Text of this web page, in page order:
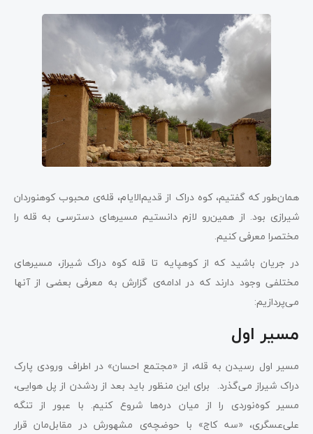
همان‌طور که گفتیم، کوه دراک از قدیم‌الایام، قله‌ی محبوب کوهنوردان
شیرازی بود. از همین‌رو لازم دانستیم مسیرهای دسترسی به قله را
مختصرا معرفی کنیم.
در جریان باشید که از کوهپایه تا قله‌ کوه دراک شیراز، مسیرهای
مختلفی وجود دارند که در ادامه‌ی گزارش به معرفی بعضی از آنها
می‌پردازیم:
مسیر اول
مسیر اول رسیدن به قله، از «مجتمع احسان» در اطراف ورودی پارک
دراک شیراز می‌گذرد. برای این منظور باید بعد از ردشدن از پل هوایی،
مسیر کوه‌نوردی را از میان دره‌ها شروع کنیم. با عبور از تنگه
علی‌عسگری، «سه کاج» با حوضچه‌ی مشهورش در مقابل‌مان قرار